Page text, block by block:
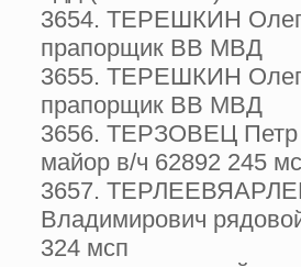
3654. ТЕРЕШКИН Олег
прапорщик ВВ МВД
3655. ТЕРЕШКИН
прапорщик ВВ МВД
3656. ТЕРЗОВЕЦ Петр
майор в/ч 62892 245
3657.
Владимирович
324 мсп